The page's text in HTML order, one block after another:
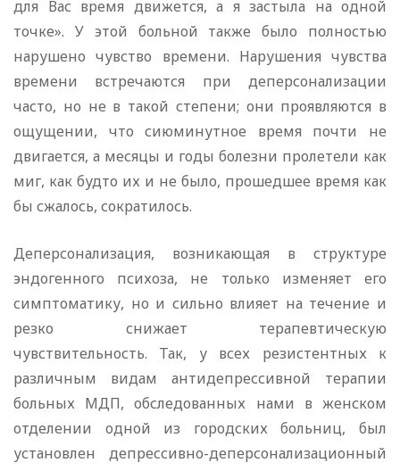
для Вас время движется, а я застыла на одной
точке». У этой больной также было полностью
нарушено чувство времени. Нарушения чувства
времени встречаются при деперсонализации
часто, но не в такой степени; они проявляются в
ощущении, что сиюминутное время почти не
двигается, а месяцы и годы болезни пролетели как
миг, как будто их и не было, прошедшее время как
бы сжалось, сократилось.
Деперсонализация, возникающая в структуре
эндогенного психоза, не только изменяет его
симптоматику, но и сильно влияет на течение и
резко снижает терапевтическую
чувствительность. Так, у всех резистентных к
различным видам антидепрессивной терапии
больных МДП, обследованных нами в женском
отделении одной из городских больниц, был
установлен депрессивно-деперсонализационный